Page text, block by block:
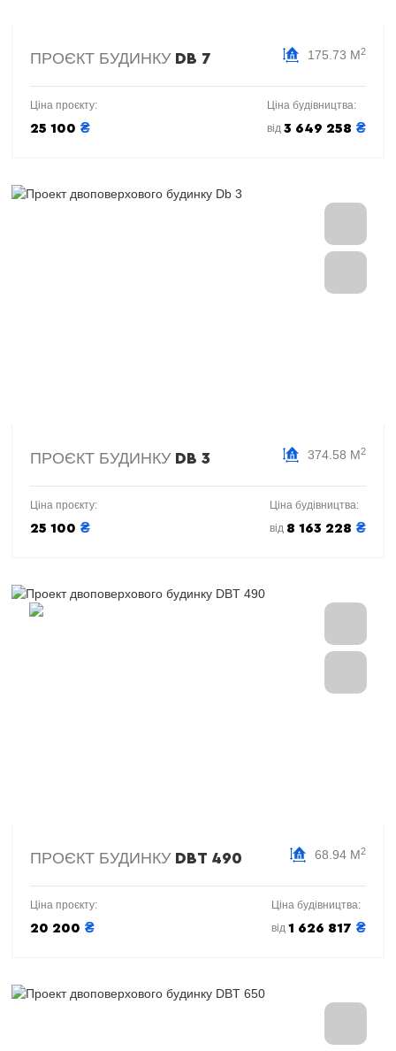
ПРОЄКТ БУДИНКУ DB 7 175.73 М2
Ціна проєкту:
25 100 ₴
Ціна будівництва:
від 3 649 258 ₴
ПРОЄКТ БУДИНКУ DB 3 374.58 М2
Ціна проєкту:
25 100 ₴
Ціна будівництва:
від 8 163 228 ₴
ПРОЄКТ БУДИНКУ DBT 490 68.94 М2
Ціна проєкту:
20 200 ₴
Ціна будівництва:
від 1 626 817 ₴